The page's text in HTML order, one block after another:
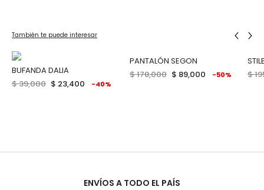
También te puede interesar
BUFANDA DALIA
$ 39,000 $ 23,400 -40%
PANTALÓN SEGON
$ 178,000 $ 89,000 -50%
$
ENVÍOS A TODO EL PAÍS